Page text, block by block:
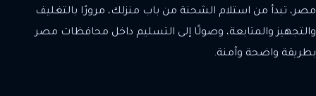
مصر، تبدأ من استلام الشحنة من باب منزلك، مرورًا بالتغليف
والتجهيز والمتابعة، وصولًا إلى التسليم داخل محافظات مصر
بطريقة واضحة وآمنة.